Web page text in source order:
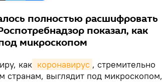
полностью расшифровать
показал, как
микроскопом
как коронавирус , стремительно
странам, выглядит под микроскопом,